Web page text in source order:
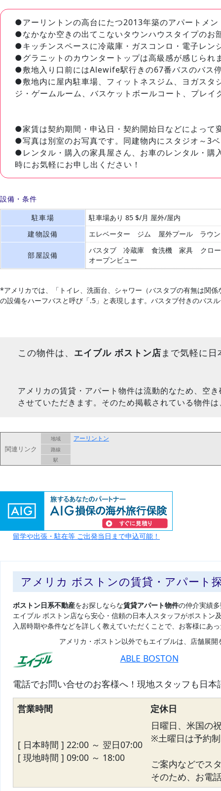
●アーリントンの高台にたつ2013年築のアパートメン
●なかなか空きの出てこないタウンハウスタイプのお
●キッチンスペースに冷蔵庫・ガスコンロ・電子レン
●グラニットのカウンタートップは高級感が感じられ
●敷地入り口前にはAlewife駅行きの67番バスのバス
●敷地内に屋内駐車場、フィットネスジム、ヨガスタ
ジ・ゲームルーム、バスケットボールコート、プレイ
●家賃は契約期間・申込日・契約開始日などによって
●写真は別室のお写真です。同建物内にスタジオ～3
●レンタル・購入の家具屋さん、お車のレンタル・購
時にお気軽にお申し出ください！
設備・条件
駐車場
駐車場あり 85 $/月 屋外/屋内
建物設備
エレベーター ジム 屋外プール ラウ
部屋設備
バスタブ 冷蔵庫 食洗機 家具
クロ
オープンビュー
*アメリカでは、「トイレ、洗面台、シャワー（バスタブの有無は関
の設備をハーフバスと呼び「.5」と表現します。バスタブ付きのバス
この物件は、 エイブル ボストン店 まで気軽に
アメリカの賃貸・アパート物件は流動的なため、空
させていただきます。そのため掲載されている物件
関連リンク
地域 アーリントン
路線
駅
留学や出張・駐在等 ご出発当日まで申込可能！
アメリカ ボストンの賃貸・アパート
ボストン日系不動産をお探しならな賃貸アパート物件の仲介実績
エイブル ボストン店なら安心・信頼の日本人スタッフがボストン
入居時期や条件などを詳しく教えていただくことで、お客様にあ
アメリカ・ボストン以外でもエイブルは、店舗展
ABLE BOSTON
電話でお問い合せのお客様へ！現地スタッフも日
営業時間 定休日
[ 日本時間 ] 22:00 ～ 翌日07:00
[ 現地時間 ] 09:00 ～ 18:00
日曜日、米国の
※土曜日は予約制
ご案内などでス
そのため、お電